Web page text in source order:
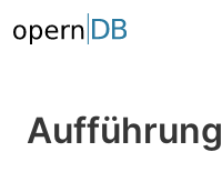
Aufführung